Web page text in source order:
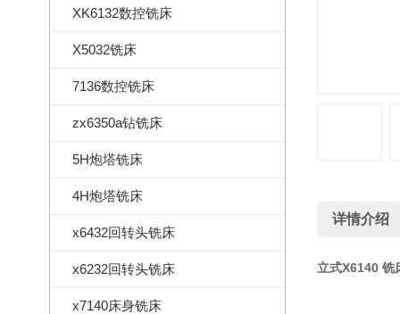
XK6132数控铣床
X5032铣床
7136数控铣床
zx6350a钻铣床
5H炮塔铣床
4H炮塔铣床
x6432回转头铣床
x6232回转头铣床
x7140床身铣床
详情介绍
立式X6140 铣